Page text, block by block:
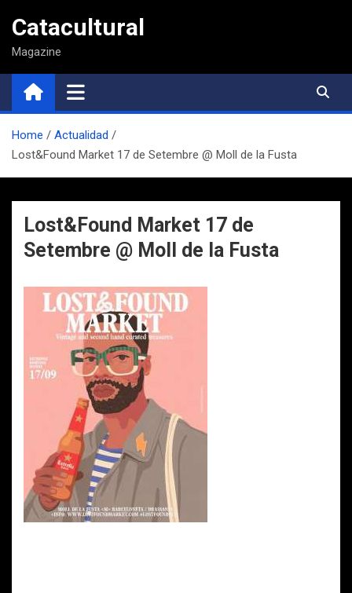
contenido
Catacultural
Magazine
Home
Actualidad
Lost&Found Market 17 de Setembre @ Moll de la Fusta
Lost&Found Market 17 de
Setembre @ Moll de la Fusta